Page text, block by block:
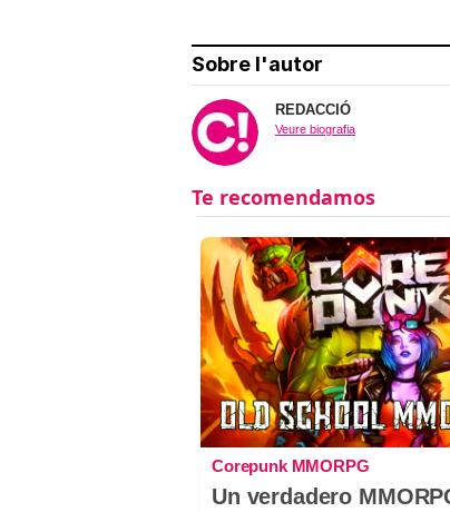
Sobre l'autor
REDACCIÓ
Veure biografia
Corepunk MMORPG
Un verdadero